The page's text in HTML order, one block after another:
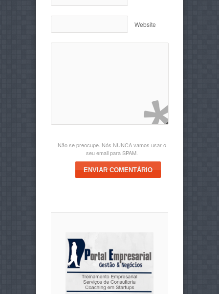
Website
Não se preocupe. Nós NUNCA vamos usar o
seu email para SPAM.
ENVIAR COMENTÁRIO